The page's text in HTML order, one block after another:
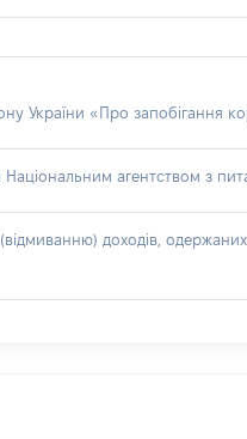
України «Про запобігання
агентством з
(відмиванню) доходів,